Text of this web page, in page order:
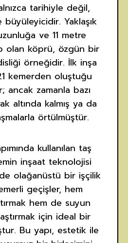
tarihiyle değil,
Yaklaşık
ve 11 metre
olan köprü, özgün bir
örneğidir. İlk inşa
kemerden oluştuğu
ancak zamanla bazı
altında kalmış ya da
örtülmüştür.
kullanılan taş
inşaat teknolojisi
olağanüstü bir işçilik
geçişler, hem
hem de suyun
için ideal bir
Bu yapı, estetik ile